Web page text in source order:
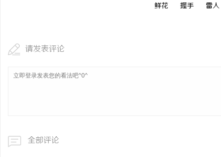
鲜花 握手 雷人
请发表评论
全部评论